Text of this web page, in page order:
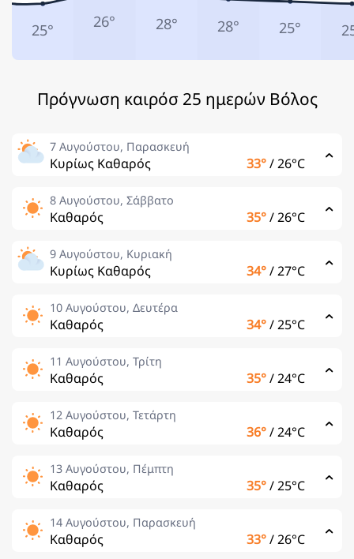
25° 26° 28° 28° 25°
Πρόγνωση καιρόσ 25 ημερών Βόλος
7 Αυγούστου, Παρασκευή
Κυρίως Καθαρός 33°/26°C
8 Αυγούστου, Σάββατο
Καθαρός 35°/26°C
9 Αυγούστου, Κυριακή
Κυρίως Καθαρός 34°/27°C
10 Αυγούστου, Δευτέρα
Καθαρός 34°/25°C
11 Αυγούστου, Τρίτη
Καθαρός 35°/24°C
12 Αυγούστου, Τετάρτη
Καθαρός 36°/24°C
13 Αυγούστου, Πέμπτη
Καθαρός 35°/25°C
14 Αυγούστου, Παρασκευή
Καθαρός 33°/26°C